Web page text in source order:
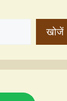
खोजें